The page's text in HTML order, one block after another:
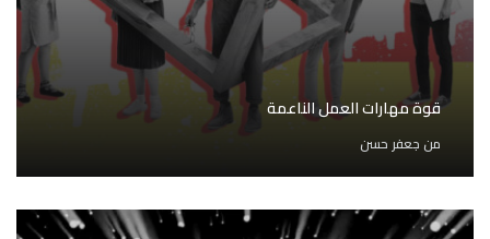
قوة مهارات العمل الناعمة
من جعفر حسن